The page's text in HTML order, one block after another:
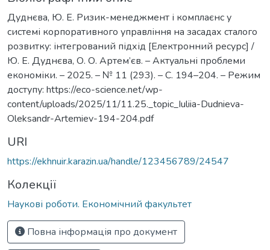
Дуднєва, Ю. Е. Ризик-менеджмент і комплаєнс у
системі корпоративного управління на засадах сталого
розвитку: інтегрований підхід [Електронний ресурс] /
Ю. Е. Дуднєва, О. О. Артем’єв. – Актуальні проблеми
економіки. – 2025. – № 11 (293). – С. 194–204. – Режим
доступу: https://eco-science.net/wp-
content/uploads/2025/11/11.25._topic_Iuliia-Dudnieva-
Oleksandr-Artemiev-194-204.pdf
URI
https://ekhnuir.karazin.ua/handle/123456789/24547
Колекції
Наукові роботи. Економічний факультет
Повна інформація про документ